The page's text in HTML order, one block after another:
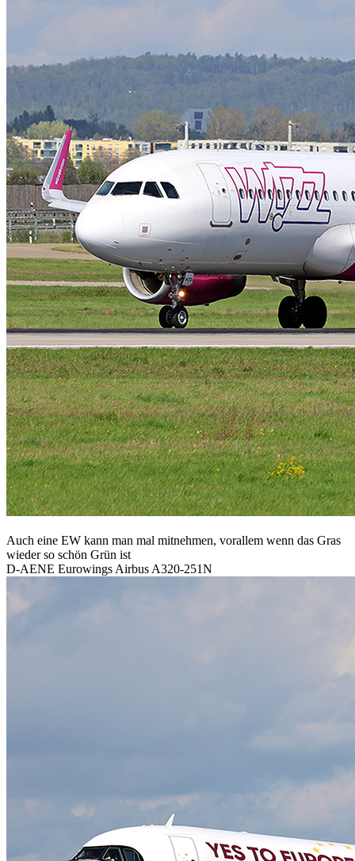
Auch eine EW kann man mal mitnehmen, vorallem wenn das Gras
wieder so schön Grün ist
D-AENE Eurowings Airbus A320-251N